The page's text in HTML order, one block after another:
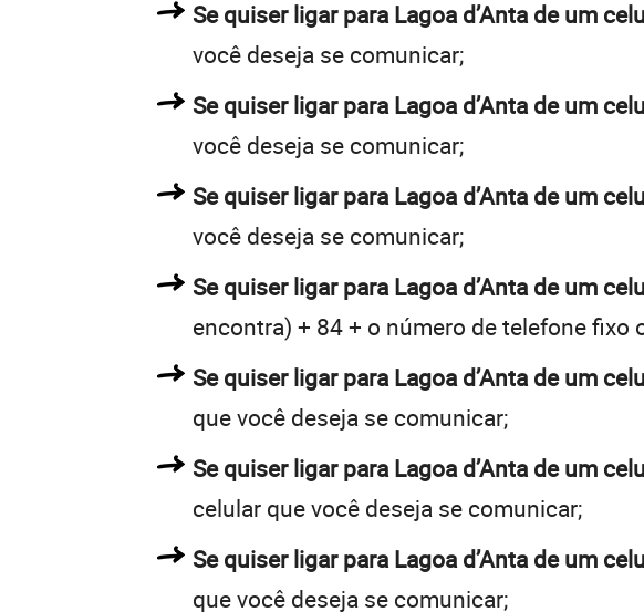
Se quiser ligar para Lagoa d’Anta de um
você deseja se comunicar;
Se quiser ligar para Lagoa d’Anta de um
você deseja se comunicar;
Se quiser ligar para Lagoa d’Anta de um
você deseja se comunicar;
Se quiser ligar para Lagoa d’Anta de um
encontra) + 84 + o número de telefone fixo
Se quiser ligar para Lagoa d’Anta de um
que você deseja se comunicar;
Se quiser ligar para Lagoa d’Anta de um
celular que você deseja se comunicar;
Se quiser ligar para Lagoa d’Anta de um
que você deseja se comunicar;